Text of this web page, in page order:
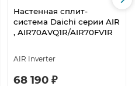
Настенная сплит-
система Daichi серии AIR
, AIR70AVQ1R/AIR70FV1R
AIR Inverter
68 190 ₽